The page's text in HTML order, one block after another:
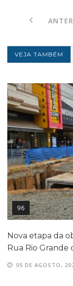
VEJA TAMBÉM
96
Nova etapa da
Rua Rio Grande
05 DE AGOSTO,